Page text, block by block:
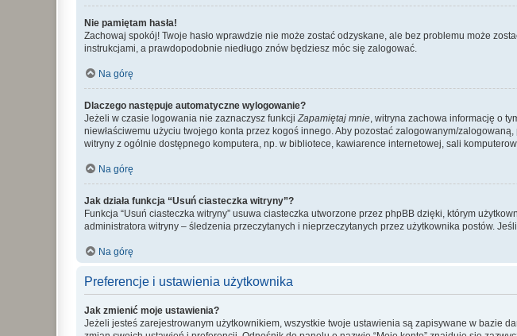
Nie pamiętam hasła!
Zachowaj spokój! Twoje hasło wprawdzie nie może zostać odzyskane, ale bez problemu może
instrukcjami, a prawdopodobnie niedługo znów będziesz móc się zalogować.
Na górę
Dlaczego następuje automatyczne wylogowanie?
Jeżeli w czasie logowania nie zaznaczysz funkcji Zapamiętaj mnie , witryna zachowa informację o
niewłaściwemu użyciu twojego konta przez kogoś innego. Aby pozostać zalogowanym/
witryny z ogólnie dostępnego komputera, np. w bibliotece, kawiarence internetowej, sali
Na górę
Jak działa funkcja “Usuń ciasteczka witryny”?
Funkcja “Usuń ciasteczka witryny” usuwa ciasteczka utworzone przez phpBB dzięki, którym
administratora witryny – śledzenia przeczytanych i nieprzeczytanych przez użytkownika postów.
Na górę
Preferencje i ustawienia użytkownika
Jak zmienić moje ustawienia?
Jeżeli jesteś zarejestrowanym użytkownikiem, wszystkie twoje ustawienia są zapisywane w bazie